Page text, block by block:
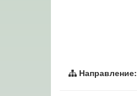
Направление: